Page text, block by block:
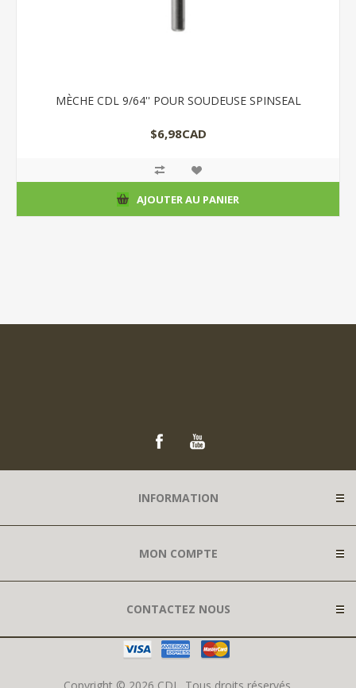
MÈCHE CDL 9/64'' POUR SOUDEUSE SPINSEAL
$6,98CAD
AJOUTER AU PANIER
INFORMATION
MON COMPTE
CONTACTEZ NOUS